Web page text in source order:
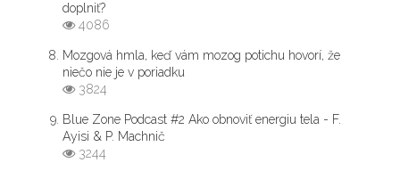
doplniť?
4086
Mozgová hmla, keď vám mozog potichu hovorí, že
niečo nie je v poriadku
3824
Blue Zone Podcast #2 Ako obnoviť energiu tela - F.
Ayisi & P. Machnič
3244